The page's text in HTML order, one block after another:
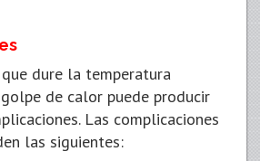
dure la temperatura
de calor puede producir
Las complicaciones
las siguientes: